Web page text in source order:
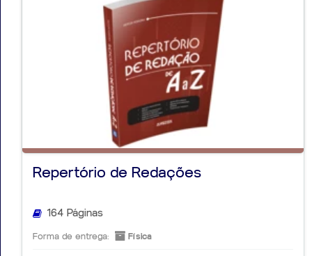
Repertório de Redações
164 Páginas
Forma de entrega: Física